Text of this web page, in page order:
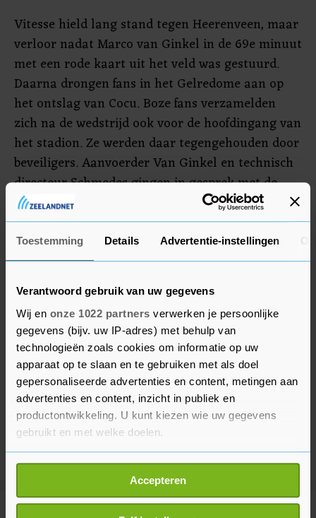
Toestemming Details Advertentie-instellingen
Verantwoord gebruik van uw gegevens
Wij en onze 1022 partners verwerken je persoonlijke
gegevens (bijv. uw IP-adres) met behulp van
technologieën zoals cookies om informatie op uw
apparaat op te slaan en te gebruiken met als doel
gepersonaliseerde advertenties en content, metingen aan
advertenties en content, inzicht in publiek en
productontwikkeling. U kunt kiezen wie uw gegevens
gebruikt en met welke doelen.
Als u het toestaat, willen we ook graag:
Informatie verzamelen over uw geografische
locatie, die tot een paar meter nauwkeurig kan zijn
Accepteren
Vitesse hield lang stand tegen Heerenveen, maar
verloor nadat Marco van Ginkel in de 69e minuut
met een rode kaart uit het veld was gestuurd.
Daarna drongen fans in het Gelredome aan op
het ontslag van Cocu. Boze fans verzamelden
zich na de wedstrijd ook voor de hoofdingang van
het stadion. Ze werden daar tegengehouden door
beveiligers. Aanvoerder Van Ginkel en technisch
directeur Schmedes gingen in gesprek met de
supporters.